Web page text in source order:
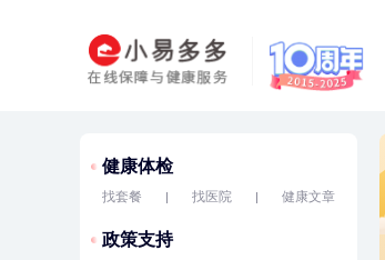
健康体检
找套餐 找医院 健康文章
政策支持